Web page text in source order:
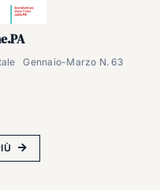
Gennaio-Marzo N. 63